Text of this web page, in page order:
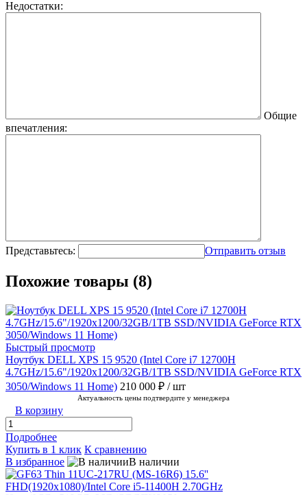
Недостатки:
Общие
впечатления:
Представьтесь: Отправить отзыв
Похожие товары (8)
Быстрый просмотр
Ноутбук DELL XPS 15 9520 (Intel Core i7 12700H
4.7GHz/15.6"/1920x1200/32GB/1TB SSD/NVIDIA GeForce RTX
3050/Windows 11 Home) 210 000 ₽ / шт
Актуальность цены подтвердите у менеджера
В корзину
Подробнее
Купить в 1 клик К сравнению
В избранное
В наличии